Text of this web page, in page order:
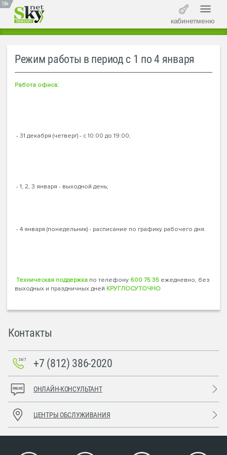
18+
кабинетменю
Режим работы в период с 1 по 4 января
Работа офиса:
- 31 декабря (четверг) - с 10:00 до 19:00;
- 1, 2, 3 января - выходной день;
- 4 января (понедельник) - расписание по графику рабочего дня.
Техническая поддержка по телефону 600 75 35 ежедневно, без
выходных и праздничных дней КРУГЛОСУТОЧНО
Контакты
+7 (812) 386-2020
ОНЛАЙН-КОНСУЛЬТАНТ
ЦЕНТРЫ ОБСЛУЖИВАНИЯ